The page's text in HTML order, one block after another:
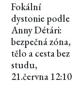
Fokální
dystonie podle
Anny Détári:
bezpečná zóna,
tělo a cesta bez
studu,
21.června 12:10